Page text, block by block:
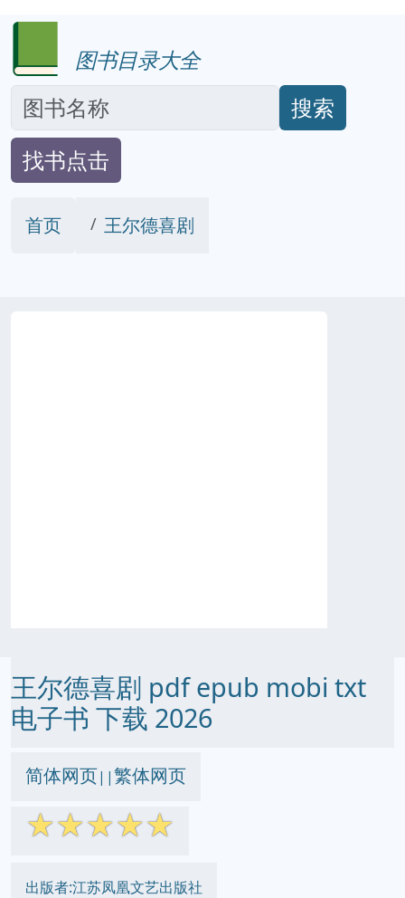
图书目录大全
搜索
找书点击
首页 王尔德喜剧
王尔德喜剧 pdf epub mobi txt
电子书 下载 2026
简体网页||繁体网页
☆☆☆☆☆
出版者:江苏凤凰文艺出版社